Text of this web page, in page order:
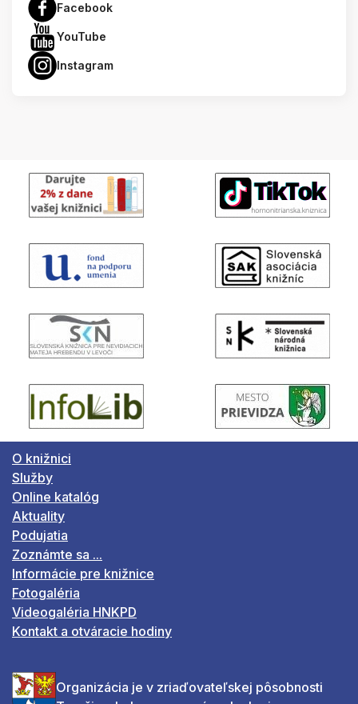
Facebook
YouTube
Instagram
O knižnici
Služby
Online katalóg
Aktuality
Podujatia
Zoznámte sa ...
Informácie pre knižnice
Fotogaléria
Videogaléria HNKPD
Kontakt a otváracie hodiny
Organizácia je v zriaďovateľskej pôsobnosti